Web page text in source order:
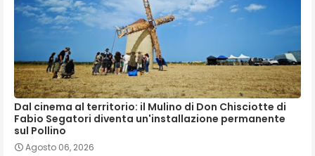
Dal cinema al territorio: il Mulino di Don Chisciotte di
Fabio Segatori diventa un'installazione permanente
sul Pollino
Agosto 06, 2026